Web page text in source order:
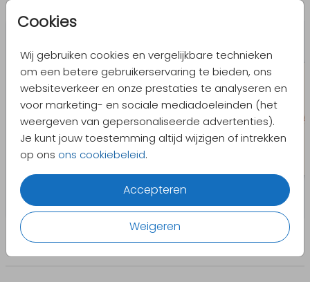
Cookies
Wij gebruiken cookies en vergelijkbare technieken
om een betere gebruikerservaring te bieden, ons
websiteverkeer en onze prestaties te analyseren en
voor marketing- en sociale mediadoeleinden (het
weergeven van gepersonaliseerde advertenties).
Je kunt jouw toestemming altijd wijzigen of intrekken
op ons ons cookiebeleid.
Accepteren
Weigeren